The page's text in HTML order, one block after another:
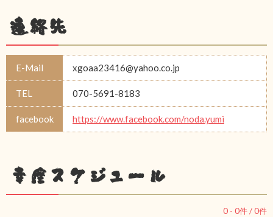
連絡先
E-Mail xgoaa23416@yahoo.co.jp
TEL 070-5691-8183
facebook https://www.facebook.com/noda.yumi
幸座スケジュール
0 - 0件 /0件